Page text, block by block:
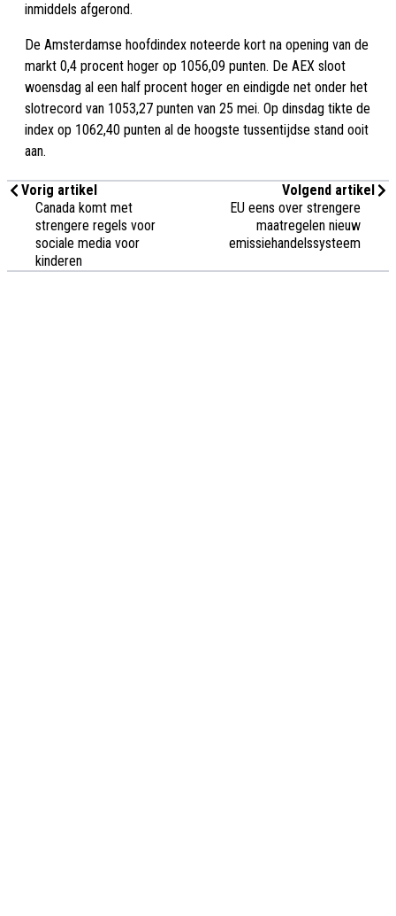
inmiddels afgerond.
De Amsterdamse hoofdindex noteerde kort na opening van de
markt 0,4 procent hoger op 1056,09 punten. De AEX sloot
woensdag al een half procent hoger en eindigde net onder het
slotrecord van 1053,27 punten van 25 mei. Op dinsdag tikte de
index op 1062,40 punten al de hoogste tussentijdse stand ooit
aan.
Vorig artikel
Canada komt met
strengere regels voor
sociale media voor
kinderen
Volgend artikel
EU eens over strengere
maatregelen nieuw
emissiehandelssysteem